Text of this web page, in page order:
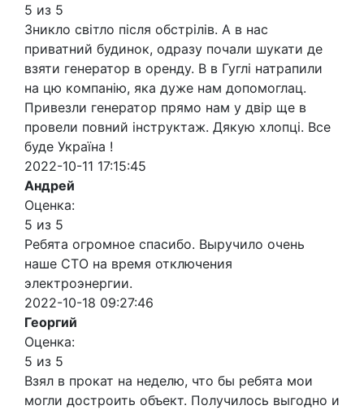
5 из 5
Зникло світло після обстрілів. А в нас
приватний будинок, одразу почали шукати де
взяти генератор в оренду. В в Гуглі натрапили
на цю компанію, яка дуже нам допомоглац.
Привезли генератор прямо нам у двір ще в
провели повний інструктаж. Дякую хлопці. Все
буде Україна !
2022-10-11 17:15:45
Андрей
Оценка:
5 из 5
Ребята огромное спасибо. Выручило очень
наше СТО на время отключения
электроэнергии.
2022-10-18 09:27:46
Георгий
Оценка:
5 из 5
Взял в прокат на неделю, что бы ребята мои
могли достроить объект. Получилось выгодно и